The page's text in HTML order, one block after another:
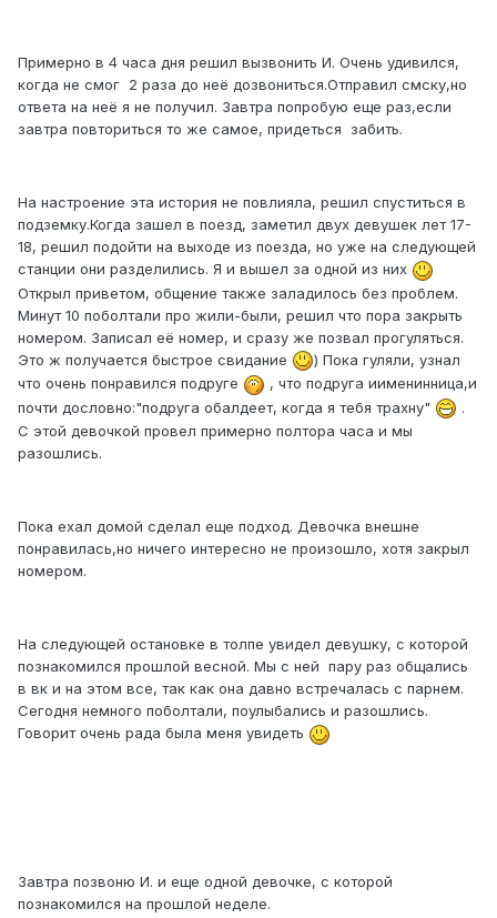
Примерно в 4 часа дня решил вызвонить И. Очень удивился,
когда не смог 2 раза до неё дозвониться.Отправил смску,но
ответа на неё я не получил. Завтра попробую еще раз,если
завтра повториться то же самое, придеться забить.
На настроение эта история не повлияла, решил спуститься в
подземку.Когда зашел в поезд, заметил двух девушек лет 17-
18, решил подойти на выходе из поезда, но уже на следующей
станции они разделились. Я и вышел за одной из них
Открыл приветом, общение также заладилось без проблем.
Минут 10 поболтали про жили-были, решил что пора закрыть
номером. Записал её номер, и сразу же позвал прогуляться.
Это ж получается быстрое свидание
) Пока гуляли, узнал
что очень понравился подруге
, что подруга иименинница,и
почти дословно:"подруга обалдеет, когда я тебя трахну"
.
С этой девочкой провел примерно полтора часа и мы
разошлись.
Пока ехал домой сделал еще подход. Девочка внешне
понравилась,но ничего интересно не произошло, хотя закрыл
номером.
На следующей остановке в толпе увидел девушку, с которой
познакомился прошлой весной. Мы с ней пару раз общались
в вк и на этом все, так как она давно встречалась с парнем.
Сегодня немного поболтали, поулыбались и разошлись.
Говорит очень рада была меня увидеть
Завтра позвоню И. и еще одной девочке, с которой
познакомился на прошлой неделе.